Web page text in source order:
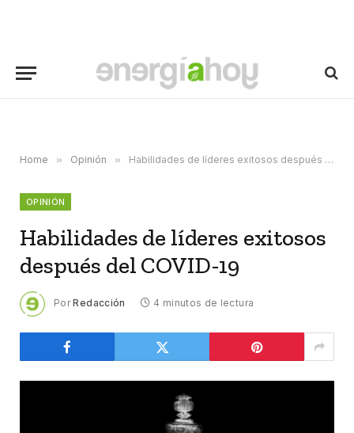
Home » Opinión » Habilidades de líderes exitosos después del COVID-19
OPINIÓN
Habilidades de líderes exitosos
después del COVID-19
Por Redacción 4 minutos de lectura